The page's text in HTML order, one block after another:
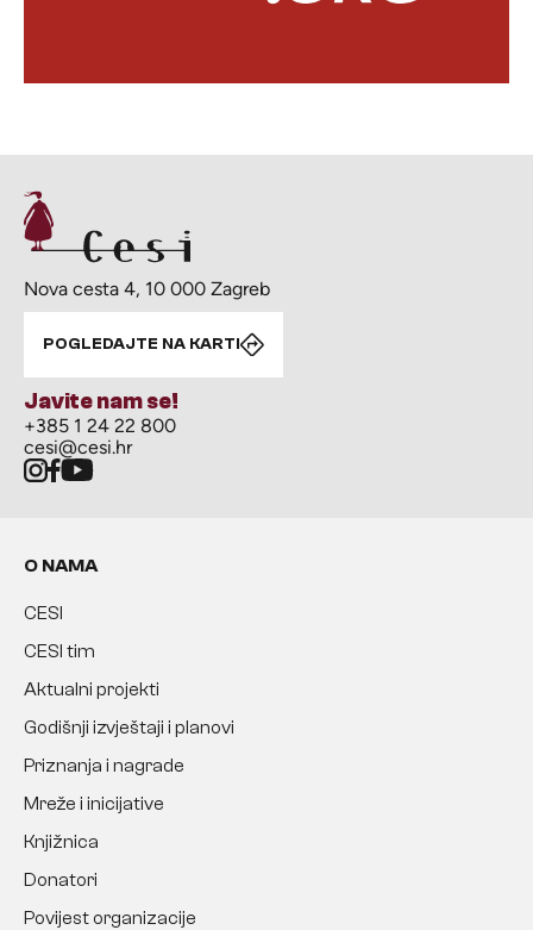
Nova cesta 4, 10 000 Zagreb
POGLEDAJTE NA KARTI
Javite nam se!
+385 1 24 22 800
cesi@cesi.hr
O NAMA
CESI
CESI tim
Aktualni projekti
Godišnji izvještaji i planovi
Priznanja i nagrade
Mreže i inicijative
Knjižnica
Donatori
Povijest organizacije